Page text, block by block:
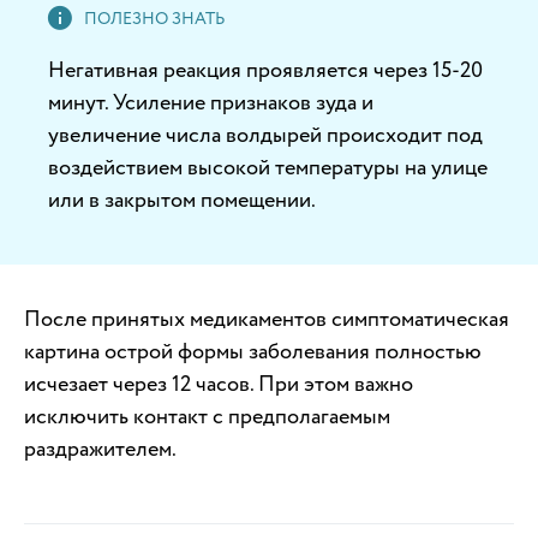
Негативная реакция проявляется через 15-20
минут. Усиление признаков зуда и
увеличение числа волдырей происходит под
воздействием высокой температуры на улице
или в закрытом помещении.
После принятых медикаментов симптоматическая
картина острой формы заболевания полностью
исчезает через 12 часов. При этом важно
исключить контакт с предполагаемым
раздражителем.